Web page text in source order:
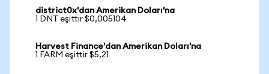
district0x'dan Amerikan Doları'na
1 DNT eşittir $0,005104
Harvest Finance'dan Amerikan Doları'na
1 FARM eşittir $5,21